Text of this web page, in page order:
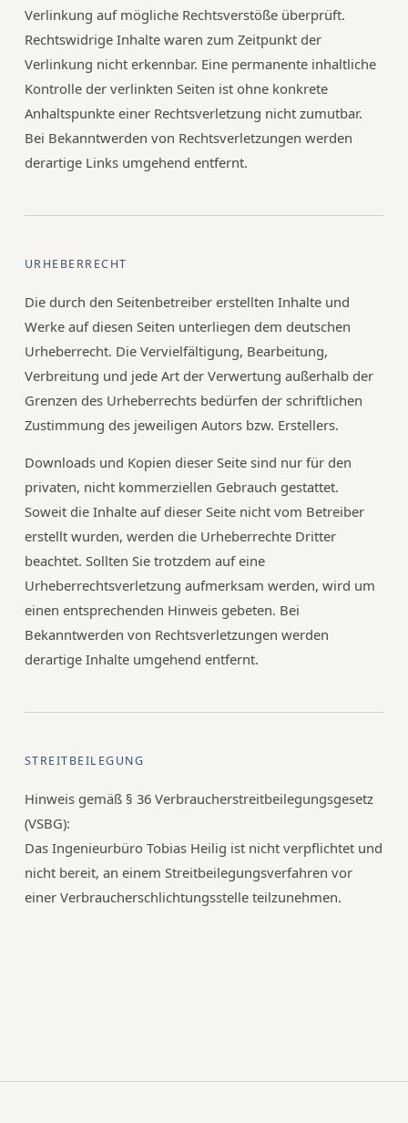
Verlinkung auf mögliche Rechtsverstöße überprüft.
Rechtswidrige Inhalte waren zum Zeitpunkt der
Verlinkung nicht erkennbar. Eine permanente inhaltliche
Kontrolle der verlinkten Seiten ist ohne konkrete
Anhaltspunkte einer Rechtsverletzung nicht zumutbar.
Bei Bekanntwerden von Rechtsverletzungen werden
derartige Links umgehend entfernt.
URHEBERRECHT
Die durch den Seitenbetreiber erstellten Inhalte und
Werke auf diesen Seiten unterliegen dem deutschen
Urheberrecht. Die Vervielfältigung, Bearbeitung,
Verbreitung und jede Art der Verwertung außerhalb der
Grenzen des Urheberrechts bedürfen der schriftlichen
Zustimmung des jeweiligen Autors bzw. Erstellers.
Downloads und Kopien dieser Seite sind nur für den
privaten, nicht kommerziellen Gebrauch gestattet.
Soweit die Inhalte auf dieser Seite nicht vom Betreiber
erstellt wurden, werden die Urheberrechte Dritter
beachtet. Sollten Sie trotzdem auf eine
Urheberrechtsverletzung aufmerksam werden, wird um
einen entsprechenden Hinweis gebeten. Bei
Bekanntwerden von Rechtsverletzungen werden
derartige Inhalte umgehend entfernt.
STREITBEILEGUNG
Hinweis gemäß § 36 Verbraucherstreitbeilegungsgesetz
(VSBG):
Das Ingenieurbüro Tobias Heilig ist nicht verpflichtet und
nicht bereit, an einem Streitbeilegungsverfahren vor
einer Verbraucherschlichtungsstelle teilzunehmen.